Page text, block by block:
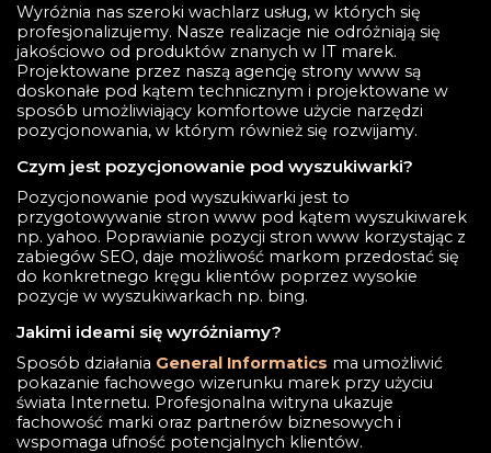
Wyróżnia nas szeroki wachlarz usług, w których się
profesjonalizujemy. Nasze realizacje nie odróżniają się
jakościowo od produktów znanych w IT marek.
Projektowane przez naszą agencję strony www są
doskonałe pod kątem technicznym i projektowane w
sposób umożliwiający komfortowe użycie narzędzi
pozycjonowania, w którym również się rozwijamy.
Czym jest pozycjonowanie pod wyszukiwarki?
Pozycjonowanie pod wyszukiwarki jest to
przygotowywanie stron www pod kątem wyszukiwarek
np. yahoo. Poprawianie pozycji stron www korzystając z
zabiegów SEO, daje możliwość markom przedostać się
do konkretnego kręgu klientów poprzez wysokie
pozycje w wyszukiwarkach np. bing.
Jakimi ideami się wyróżniamy?
Sposób działania General Informatics ma umożliwić
pokazanie fachowego wizerunku marek przy użyciu
świata Internetu. Profesjonalna witryna ukazuje
fachowość marki oraz partnerów biznesowych i
wspomaga ufność potencjalnych klientów.